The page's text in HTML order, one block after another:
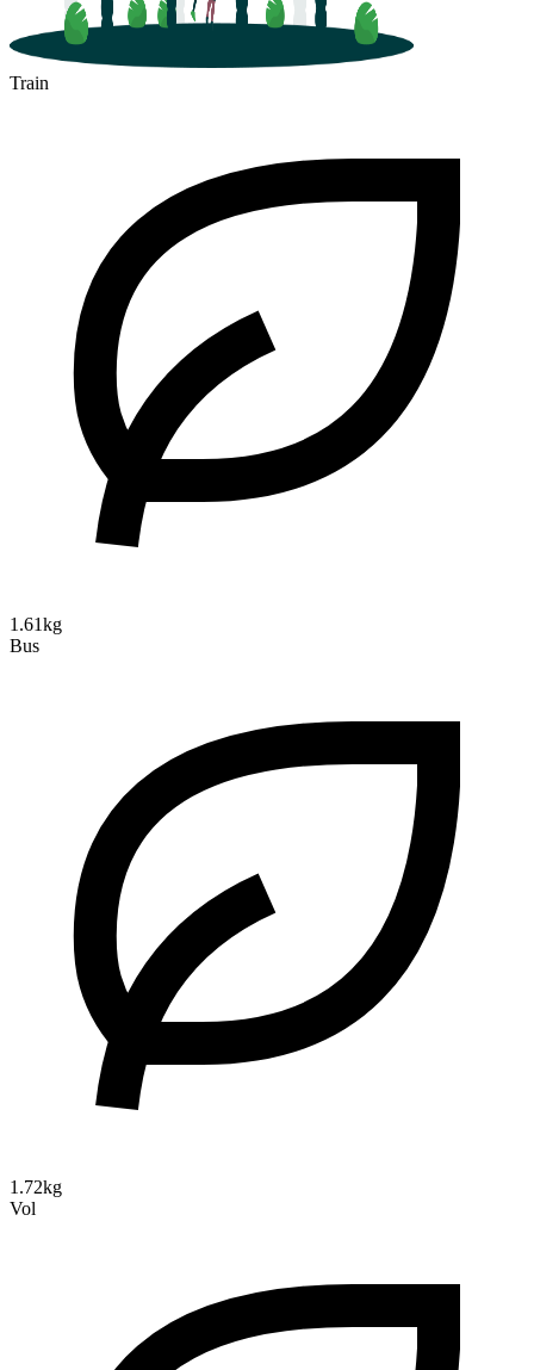
Train
1.61kg
Bus
1.72kg
Vol